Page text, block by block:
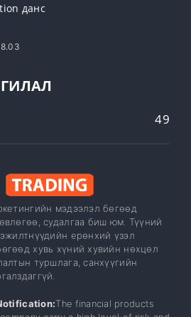
данс
49
мэдээлэл бөгөөд
судалгаа биш юм. Түүний
ерөнхий үзэл
хувь хүний ​​​​хувийн нөхцөл
туршлага, санхүүгийн
The financial products